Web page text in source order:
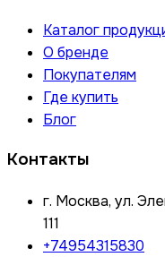
Каталог
О бренде
Покупателям
Где купить
Блог
Контакты
г. Москва, ул.
111
+74954315830